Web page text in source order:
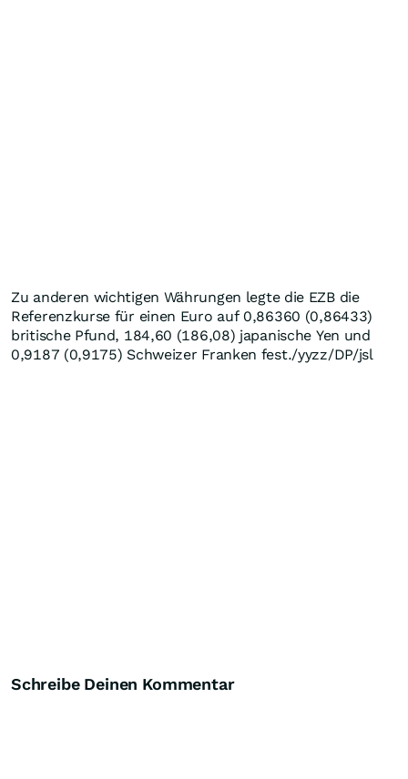
Zu anderen wichtigen Währungen legte die EZB die
Referenzkurse für einen Euro auf 0,86360 (0,86433)
britische Pfund, 184,60 (186,08) japanische Yen und
0,9187 (0,9175) Schweizer Franken fest./yyzz/DP/jsl
Schreibe Deinen Kommentar